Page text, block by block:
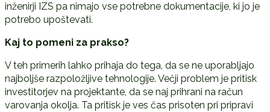
inženirji IZS pa nimajo vse potrebne dokumentacije, ki jo je
potrebo upoštevati.
Kaj to pomeni za prakso?
V teh primerih lahko prihaja do tega, da se ne uporabljajo
najboljše razpoložljive tehnologije. Večji problem je pritisk
investitorjev na projektante, da se naj prihrani na račun
varovanja okolja. Ta pritisk je ves čas prisoten pri pripravi